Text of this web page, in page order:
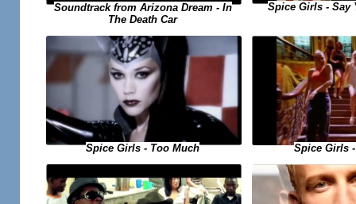
Soundtrack from Arizona Dream - In
The Death Car
Spice Girls - Say
Spice Girls - Too Much Spice Girls